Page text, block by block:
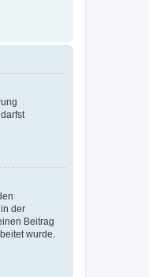
der
Beitrag
wurde.